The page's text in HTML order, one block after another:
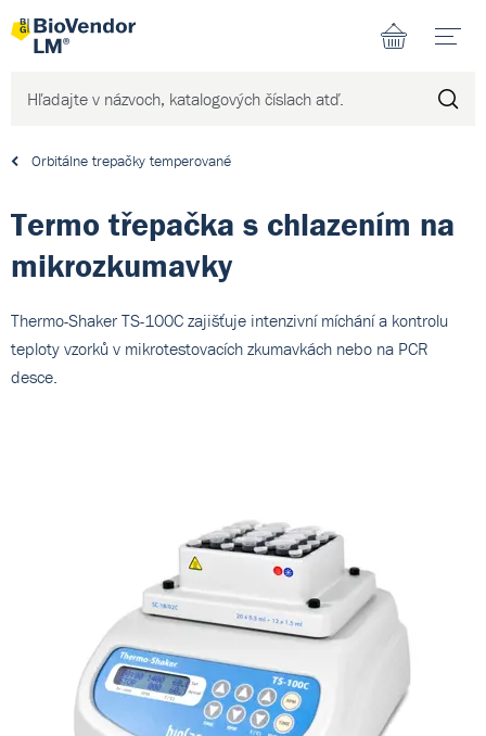
Orbitálne trepačky temperované
Termo třepačka s chlazením na
mikrozkumavky
Thermo-Shaker TS-100C zajišťuje intenzivní míchání a kontrolu
teploty vzorků v mikrotestovacích zkumavkách nebo na PCR
desce.